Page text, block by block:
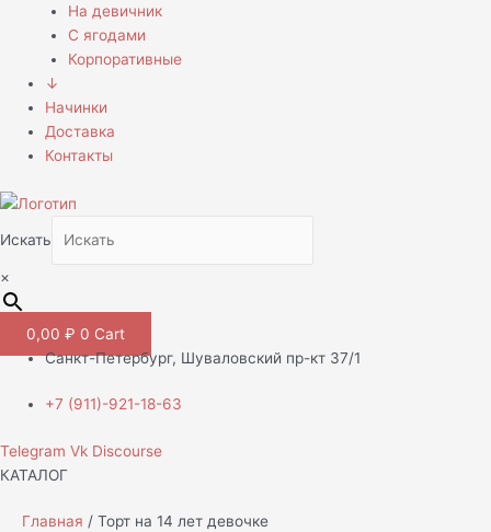
На девичник
С ягодами
Корпоративные
↓
Начинки
Доставка
Контакты
Искать
×
0,00 ₽ 0 Cart
Санкт-Петербург, Шуваловский пр-кт 37/1
+7 (911)-921-18-63
Telegram Vk Discourse
КАТАЛОГ
Главная / Торт на 14 лет девочке